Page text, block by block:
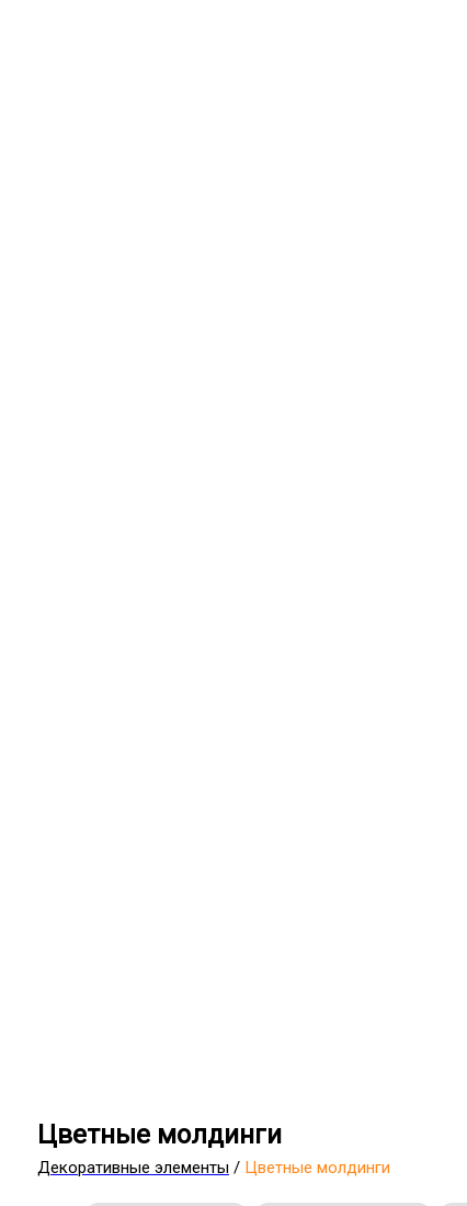
Цветные молдинги
Декоративные элементы / Цветные молдинги